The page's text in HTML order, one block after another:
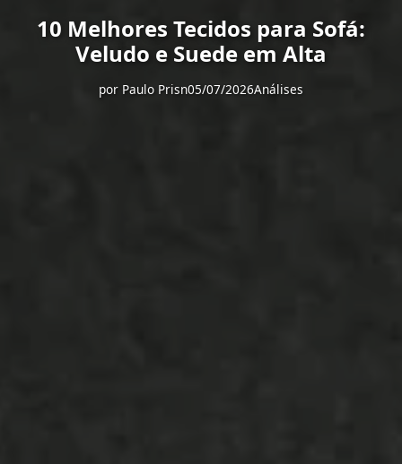
10 Melhores Tecidos para Sofá:
Veludo e Suede em Alta
por Paulo Prisn05/07/2026Análises